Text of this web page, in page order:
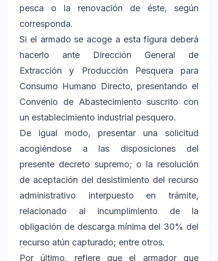
pesca o la renovación de éste, según
corresponda.
Si el armado se acoge a esta figura deberá
hacerlo ante Dirección General de
Extracción y Producción Pesquera para
Consumo Humano Directo, presentando el
Convenio de Abastecimiento suscrito con
un establecimiento industrial pesquero.
De igual modo, presentar una solicitud
acogiéndose a las disposiciones del
presente decreto supremo; o la resolución
de aceptación del desistimiento del recurso
administrativo interpuesto en trámite,
relacionado al incumplimiento de la
obligación de descarga mínima del 30% del
recurso atún capturado; entre otros.
Por último, refiere que el armador que